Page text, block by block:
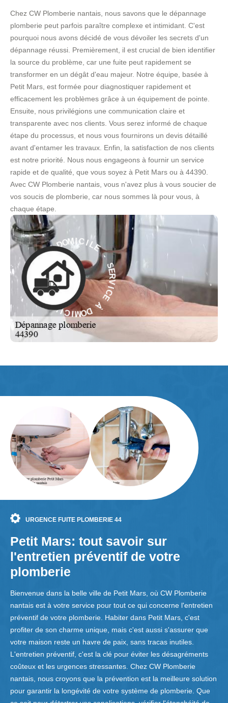
Chez CW Plomberie nantais, nous savons que le dépannage
plomberie peut parfois paraître complexe et intimidant. C'est
pourquoi nous avons décidé de vous dévoiler les secrets d'un
dépannage réussi. Premièrement, il est crucial de bien identifier
la source du problème, car une fuite peut rapidement se
transformer en un dégât d'eau majeur. Notre équipe, basée à
Petit Mars, est formée pour diagnostiquer rapidement et
efficacement les problèmes grâce à un équipement de pointe.
Ensuite, nous privilégions une communication claire et
transparente avec nos clients. Vous serez informé de chaque
étape du processus, et nous vous fournirons un devis détaillé
avant d'entamer les travaux. Enfin, la satisfaction de nos clients
est notre priorité. Nous nous engageons à fournir un service
rapide et de qualité, que vous soyez à Petit Mars ou à 44390.
Avec CW Plomberie nantais, vous n'avez plus à vous soucier de
vos soucis de plomberie, car nous sommes là pour vous, à
chaque étape.
S
E
R
V
I
E
À
DO
MICIL E -
SE
R
V
I
C
E
À
D
O
M
I
C
I
L
E
-
URGENCE FUITE PLOMBERIE 44
Petit Mars: tout savoir sur
l'entretien préventif de votre
plomberie
Bienvenue dans la belle ville de Petit Mars, où CW Plomberie
nantais est à votre service pour tout ce qui concerne l'entretien
préventif de votre plomberie. Habiter dans Petit Mars, c'est
profiter de son charme unique, mais c'est aussi s'assurer que
votre maison reste un havre de paix, sans tracas inutiles.
L'entretien préventif, c'est la clé pour éviter les désagréments
coûteux et les urgences stressantes. Chez CW Plomberie
nantais, nous croyons que la prévention est la meilleure solution
pour garantir la longévité de votre système de plomberie. Que